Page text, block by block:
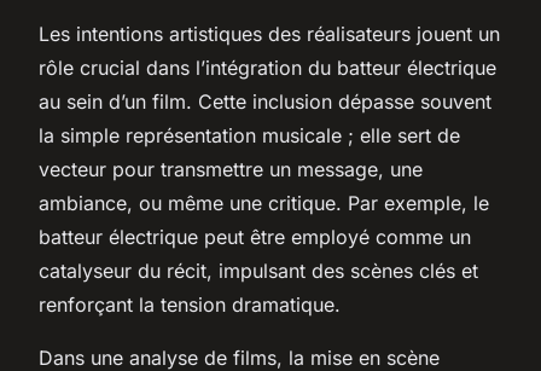
Les intentions artistiques des réalisateurs jouent un
rôle crucial dans l’intégration du batteur électrique
au sein d’un film. Cette inclusion dépasse souvent
la simple représentation musicale ; elle sert de
vecteur pour transmettre un message, une
ambiance, ou même une critique. Par exemple, le
batteur électrique peut être employé comme un
catalyseur du récit, impulsant des scènes clés et
renforçant la tension dramatique.
Dans une analyse de films, la mise en scène